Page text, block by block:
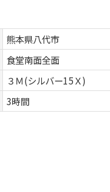
熊本県八代市
食堂南面全面
３Ｍ(シルバー15Ｘ)
3時間